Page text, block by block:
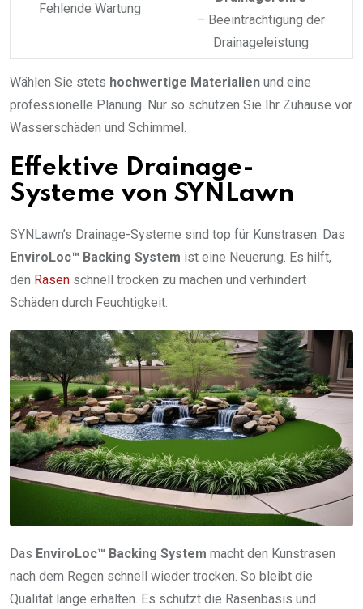
Fehlende Wartung
– Beeinträchtigung der
Drainageleistung
Wählen Sie stets hochwertige Materialien und eine
professionelle Planung. Nur so schützen Sie Ihr Zuhause vor
Wasserschäden und Schimmel.
Effektive Drainage-
Systeme von SYNLawn
SYNLawn’s Drainage-Systeme sind top für Kunstrasen. Das
EnviroLoc™ Backing System ist eine Neuerung. Es hilft,
den Rasen schnell trocken zu machen und verhindert
Schäden durch Feuchtigkeit.
Das EnviroLoc™ Backing System macht den Kunstrasen
nach dem Regen schnell wieder trocken. So bleibt die
Qualität lange erhalten. Es schützt die Rasenbasis und